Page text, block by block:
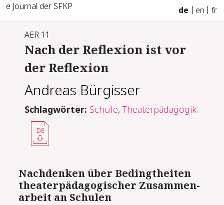
e Journal der SFKP de en fr
AER 11
Nach der Re­fle­xi­on ist vor
der Re­fle­xi­on
Andreas Bürgisser
Schlagwörter: Schule, Theaterpädagogik
DE
Nach­den­ken über Be­dingt­hei­ten
thea­ter­päd­ago­gi­scher Zu­sam­men­
ar­beit an Schu­len